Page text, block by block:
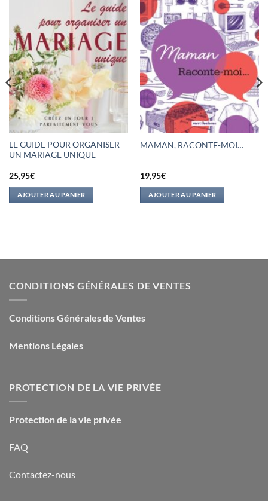
LE GUIDE POUR ORGANISER
UN MARIAGE UNIQUE
25,95€
AJOUTER AU PANIER
MAMAN, RACONTE-MOI…
19,95€
AJOUTER AU PANIER
CONDITIONS GÉNÉRALES DE VENTES
Conditions Générales de Ventes
Mentions Légales
PROTECTION DE LA VIE PRIVÉE
Protection de la vie privée
FAQ
Contactez-nous